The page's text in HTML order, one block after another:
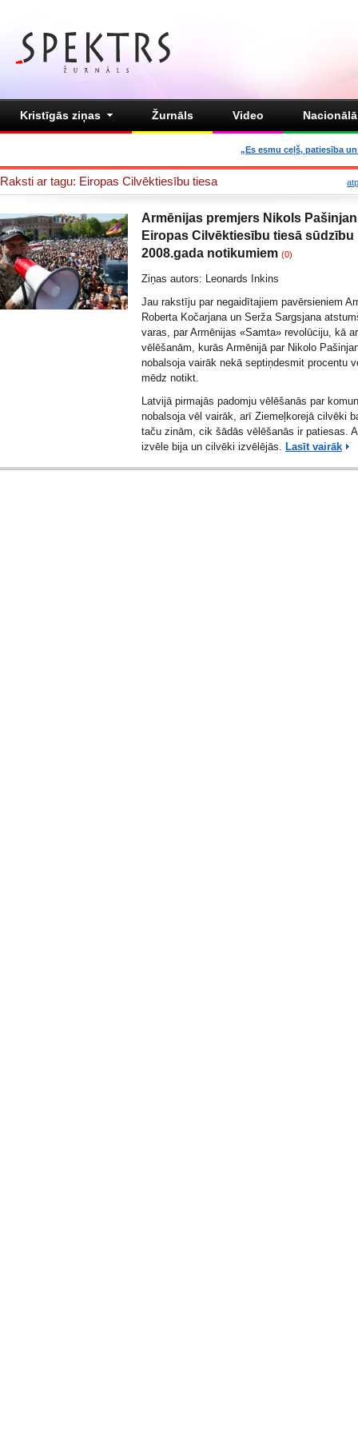
Kristīgās ziņas Žurnāls Video
„Es esmu ceļš, patiesība
Raksti ar tagu: Eiropas Cilvēktiesību tiesa
Armēnijas premjers Nikols
Eiropas Cilvēktiesību tiesā sūdzību
2008.gada notikumiem (0)
Ziņas autors: Leonards Inkins
Jau rakstīju par negaidītajiem pavērsieniem
Roberta Kočarjana un Serža Sargsjana
varas, par Armēnijas «Samta» revolūciju, kā
vēlēšanām, kurās Armēnijā par Nikolo
nobalsoja vairāk nekā septiņdesmit procentu
mēdz notikt.
Latvijā pirmajās padomju vēlēšanās par
nobalsoja vēl vairāk, arī Ziemeļkorejā cilvēki
taču zinām, cik šādās vēlēšanās ir patiesas.
izvēle bija un cilvēki izvēlējās. Lasīt vairāk